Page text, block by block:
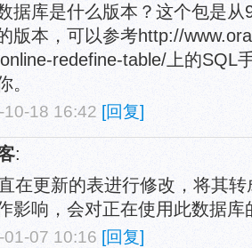
据库是什么版本？这个包是
版本，可以参考http://
redefine-table/上的SQL
。
10-18 16:42 [回复]
:
在更新的表进行修改，将其
影响，会对正在使用此数据
01-07 10:16 [回复]